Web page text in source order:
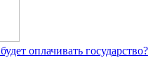
оплачивать государство?